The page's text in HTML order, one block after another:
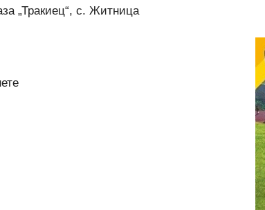
„Тракиец“, с. Житница